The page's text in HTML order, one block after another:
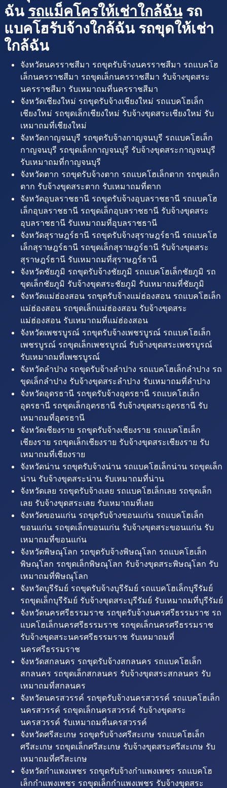
ฉัน รถแม็คโครให้เช่าใกล้ฉัน รถ
แบคโฮรับจ้างใกล้ฉัน รถขุดให้เช่า
ใกล้ฉัน
จังหวัดนครราชสีมา รถขุดรับจ้างนครราชสีมา รถแบคโฮ
เล็กนครราชสีมา รถขุดเล็กนครราชสีมา รับจ้างขุดสระ
นครราชสีมา รับเหมาถมที่นครราชสีมา
จังหวัดเชียงใหม่ รถขุดรับจ้างเชียงใหม่ รถแบคโฮเล็ก
เชียงใหม่ รถขุดเล็กเชียงใหม่ รับจ้างขุดสระเชียงใหม่ รับ
เหมาถมที่เชียงใหม่
จังหวัดกาญจนบุรี รถขุดรับจ้างกาญจนบุรี รถแบคโฮเล็ก
กาญจนบุรี รถขุดเล็กกาญจนบุรี รับจ้างขุดสระกาญจนบุรี
รับเหมาถมที่กาญจนบุรี
จังหวัดตาก รถขุดรับจ้างตาก รถแบคโฮเล็กตาก รถขุดเล็ก
ตาก รับจ้างขุดสระตาก รับเหมาถมที่ตาก
จังหวัดอุบลราชธานี รถขุดรับจ้างอุบลราชธานี รถแบคโฮ
เล็กอุบลราชธานี รถขุดเล็กอุบลราชธานี รับจ้างขุดสระ
อุบลราชธานี รับเหมาถมที่อุบลราชธานี
จังหวัดสุราษฎร์ธานี รถขุดรับจ้างสุราษฎร์ธานี รถแบคโฮ
เล็กสุราษฎร์ธานี รถขุดเล็กสุราษฎร์ธานี รับจ้างขุดสระ
สุราษฎร์ธานี รับเหมาถมที่สุราษฎร์ธานี
จังหวัดชัยภูมิ รถขุดรับจ้างชัยภูมิ รถแบคโฮเล็กชัยภูมิ รถ
ขุดเล็กชัยภูมิ รับจ้างขุดสระชัยภูมิ รับเหมาถมที่ชัยภูมิ
จังหวัดแม่ฮ่องสอน รถขุดรับจ้างแม่ฮ่องสอน รถแบคโฮเล็ก
แม่ฮ่องสอน รถขุดเล็กแม่ฮ่องสอน รับจ้างขุดสระ
แม่ฮ่องสอน รับเหมาถมที่แม่ฮ่องสอน
จังหวัดเพชรบูรณ์ รถขุดรับจ้างเพชรบูรณ์ รถแบคโฮเล็ก
เพชรบูรณ์ รถขุดเล็กเพชรบูรณ์ รับจ้างขุดสระเพชรบูรณ์
รับเหมาถมที่เพชรบูรณ์
จังหวัดลำปาง รถขุดรับจ้างลำปาง รถแบคโฮเล็กลำปาง รถ
ขุดเล็กลำปาง รับจ้างขุดสระลำปาง รับเหมาถมที่ลำปาง
จังหวัดอุดรธานี รถขุดรับจ้างอุดรธานี รถแบคโฮเล็ก
อุดรธานี รถขุดเล็กอุดรธานี รับจ้างขุดสระอุดรธานี รับ
เหมาถมที่อุดรธานี
จังหวัดเชียงราย รถขุดรับจ้างเชียงราย รถแบคโฮเล็ก
เชียงราย รถขุดเล็กเชียงราย รับจ้างขุดสระเชียงราย รับ
เหมาถมที่เชียงราย
จังหวัดน่าน รถขุดรับจ้างน่าน รถแบคโฮเล็กน่าน รถขุดเล็ก
น่าน รับจ้างขุดสระน่าน รับเหมาถมที่น่าน
จังหวัดเลย รถขุดรับจ้างเลย รถแบคโฮเล็กเลย รถขุดเล็ก
เลย รับจ้างขุดสระเลย รับเหมาถมที่เลย
จังหวัดขอนแก่น รถขุดรับจ้างขอนแก่น รถแบคโฮเล็ก
ขอนแก่น รถขุดเล็กขอนแก่น รับจ้างขุดสระขอนแก่น รับ
เหมาถมที่ขอนแก่น
จังหวัดพิษณุโลก รถขุดรับจ้างพิษณุโลก รถแบคโฮเล็ก
พิษณุโลก รถขุดเล็กพิษณุโลก รับจ้างขุดสระพิษณุโลก รับ
เหมาถมที่พิษณุโลก
จังหวัดบุรีรัมย์ รถขุดรับจ้างบุรีรัมย์ รถแบคโฮเล็กบุรีรัมย์
รถขุดเล็กบุรีรัมย์ รับจ้างขุดสระบุรีรัมย์ รับเหมาถมที่บุรีรัมย์
จังหวัดนครศรีธรรมราช รถขุดรับจ้างนครศรีธรรมราช รถ
แบคโฮเล็กนครศรีธรรมราช รถขุดเล็กนครศรีธรรมราช
รับจ้างขุดสระนครศรีธรรมราช รับเหมาถมที่
นครศรีธรรมราช
จังหวัดสกลนคร รถขุดรับจ้างสกลนคร รถแบคโฮเล็ก
สกลนคร รถขุดเล็กสกลนคร รับจ้างขุดสระสกลนคร รับ
เหมาถมที่สกลนคร
จังหวัดนครสวรรค์ รถขุดรับจ้างนครสวรรค์ รถแบคโฮเล็ก
นครสวรรค์ รถขุดเล็กนครสวรรค์ รับจ้างขุดสระ
นครสวรรค์ รับเหมาถมที่นครสวรรค์
จังหวัดศรีสะเกษ รถขุดรับจ้างศรีสะเกษ รถแบคโฮเล็ก
ศรีสะเกษ รถขุดเล็กศรีสะเกษ รับจ้างขุดสระศรีสะเกษ รับ
เหมาถมที่ศรีสะเกษ
จังหวัดกำแพงเพชร รถขุดรับจ้างกำแพงเพชร รถแบคโฮ
เล็กกำแพงเพชร รถขุดเล็กกำแพงเพชร รับจ้างขุดสระ